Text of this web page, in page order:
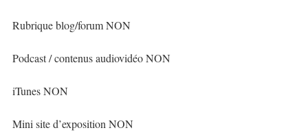
Rubrique blog/forum NON
Podcast / contenus audiovidéo NON
iTunes NON
Mini site d’exposition NON